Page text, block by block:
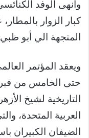
وأنهى الوفد
كبار الزوار
المتجهة الي أبو
ويعقد المؤتمر
حتى الخامس من
التاريخية لشيخ
العربية المتحدة،
الضيفان الكبيران